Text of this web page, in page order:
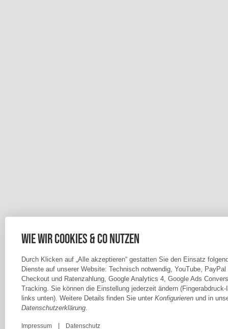
Wie wir Cookies & Co nutzen
Durch Klicken auf „Alle akzeptieren“ gestatten Sie den Einsatz
Dienste auf unserer Website: Technisch notwendig, YouTube,
Checkout und Ratenzahlung, Google Analytics 4, Google Ads
Tracking. Sie können die Einstellung jederzeit ändern (Fingerabdruck-
links unten). Weitere Details finden Sie unter Konfigurieren und in
Datenschutzerklärung.
Impressum Datenschutz